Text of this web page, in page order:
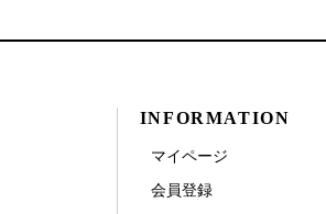
INFORMATION
マイページ
会員登録